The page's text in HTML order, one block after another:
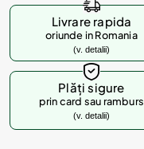
Livrare rapida
oriunde in Romania
(v. detalii)
Plăți sigure
prin card sau ramburs
(v. detalii)